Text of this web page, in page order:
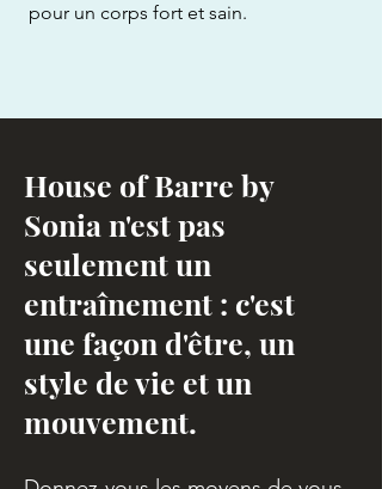
pour un corps fort et sain.
House of Barre by
Sonia n'est pas
seulement un
entraînement : c'est
une façon d'être, un
style de vie et un
mouvement.